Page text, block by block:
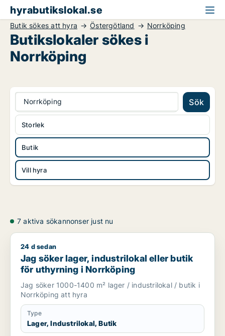
hyrabutikslokal.se
Butik sökes att hyra Östergötland Norrköping
Butikslokaler sökes i
Norrköping
Norrköping Sök
Butik
Vill hyra
Storlek
7 aktiva sökannonser just nu
Jag söker lager, industrilokal eller butik för uthyrning i
24 d sedan
Jag söker lager, industrilokal eller butik
för uthyrning i Norrköping
Jag söker 1000-1400 m² lager / industrilokal / butik i
Norrköping att hyra
Type
Lager, Industrilokal, Butik